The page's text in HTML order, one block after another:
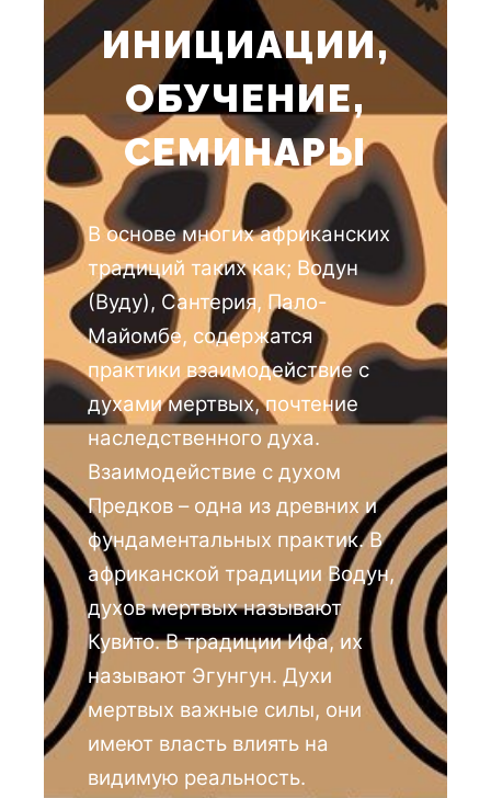
ИНИЦИАЦИИ,
ОБУЧЕНИЕ,
СЕМИНАРЫ
В основе многих африканских
традиций таких как; Водун
(Вуду), Сантерия, Пало-
Майомбе, содержатся
практики взаимодействие с
духами мертвых, почтение
наследственного духа.
Взаимодействие с духом
Предков – одна из древних и
фундаментальных практик. В
африканской традиции Водун,
духов мертвых называют
Кувито. В традиции Ифа, их
называют Эгунгун. Духи
мертвых важные силы, они
имеют власть влиять на
видимую реальность.